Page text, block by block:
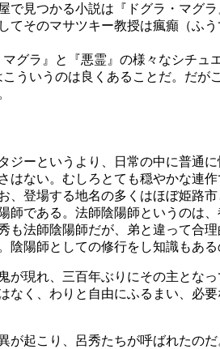
見つかる小説は『ドグラ・マグ
そのマサツキー教授は瘋癲（ふ
ラ』と『悪霊』の様々なシチュ
ういうのは良くあることだ。だが
ーというより、日常の中に普通
ない。むしろとても穏やかな連
登場する地名の多くはほぼ姫路市
である。法師陰陽師というのは
法師陰陽師だが、弟と違って合
陽師としての修行をし知識もあ
現れ、三百年ぶりにその主とな
く、わりと自由にふるまい、必
起こり、呂秀たちが呼ばれたの